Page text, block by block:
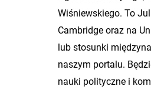
Wiśniewskiego. To
Cambridge oraz na
lub stosunki
naszym portalu.
nauki polityczne i